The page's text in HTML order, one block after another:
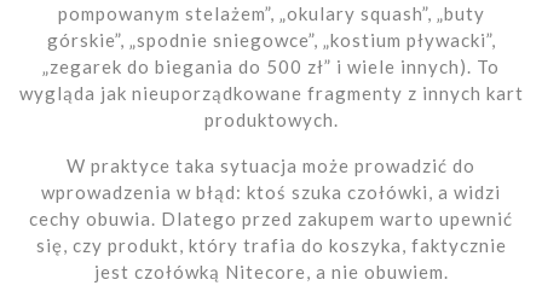
pompowanym stelażem”, „okulary squash”, „buty
górskie”, „spodnie sniegowce”, „kostium pływacki”,
„zegarek do biegania do 500 zł” i wiele innych). To
wygląda jak nieuporządkowane fragmenty z innych kart
produktowych.
W praktyce taka sytuacja może prowadzić do
wprowadzenia w błąd: ktoś szuka czołówki, a widzi
cechy obuwia. Dlatego przed zakupem warto upewnić
się, czy produkt, który trafia do koszyka, faktycznie
jest czołówką Nitecore, a nie obuwiem.